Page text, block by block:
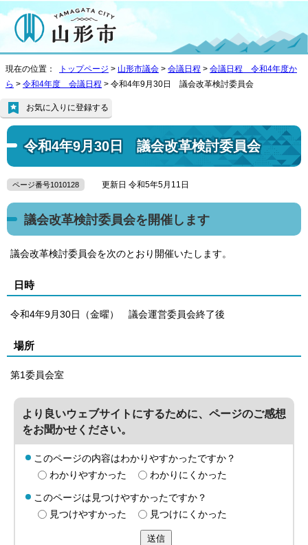
現在の位置： トップページ > 山形市議会 > 会議日程 > 会議日程 令和4年度か
ら > 令和4年度 会議日程 > 令和4年9月30日 議会改革検討委員会
令和4年9月30日 議会改革検討委員会
お気に入りに登録する
ページ番号1010128 更新日 令和5年5月11日
議会改革検討委員会を開催します
議会改革検討委員会を次のとおり開催いたします。
日時
令和4年9月30日（金曜） 議会運営委員会終了後
場所
第1委員会室
より良いウェブサイトにするために、ページのご感想
をお聞かせください。
このページの内容はわかりやすかったですか？
わかりやすかった
わかりにくかった
このページは見つけやすかったですか？
見つけやすかった
見つけにくかった
送信